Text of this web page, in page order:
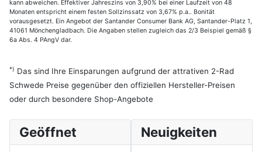
kann abweichen. Effektiver Jahreszins von 3,90% bei einer Laufzeit von 48
Monaten entspricht einem festen Sollzinssatz von 3,67% p.a.. Bonität
vorausgesetzt. Ein Angebot der Santander Consumer Bank AG, Santander-Platz 1,
41061 Mönchengladbach. Die Angaben stellen zugleich das 2/3 Beispiel gemäß §
6a Abs. 4 PAngV dar.
*) Das sind Ihre Einsparungen aufgrund der attrativen 2-Rad
Schwede Preise gegenüber den offiziellen Hersteller-Preisen
oder durch besondere Shop-Angebote
Geöffnet Neuigkeiten